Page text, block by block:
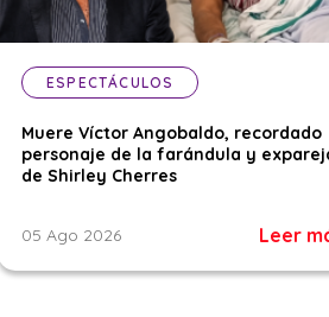
ESPECTÁCULOS
Muere Víctor Angobaldo, recordado
personaje de la farándula y
de Shirley Cherres
05 Ago 2026 Leer